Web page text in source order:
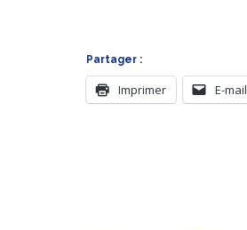
Partager :
Imprimer E-mail